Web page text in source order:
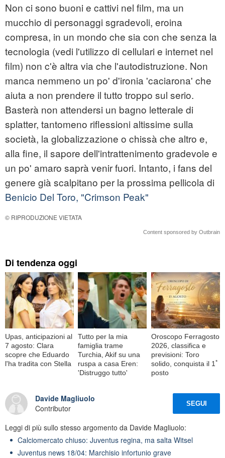
Non ci sono buoni e cattivi nel film, ma un
mucchio di personaggi sgradevoli, eroina
compresa, in un mondo che sia con che senza la
tecnologia (vedi l'utilizzo di cellulari e internet nel
film) non c'è altra via che l'autodistruzione. Non
manca nemmeno un po' d'ironia 'caciarona' che
aiuta a non prendere il tutto troppo sul serio.
Basterà non attendersi un bagno letterale di
splatter, tantomeno riflessioni altissime sulla
società, la globalizzazione o chissà che altro e,
alla fine, il sapore dell'intrattenimento gradevole e
un po' amaro saprà venir fuori. Intanto, i fans del
genere già scalpitano per la prossima pellicola di
Benicio Del Toro, "Crimson Peak"
© RIPRODUZIONE VIETATA
Content sponsored by Outbrain
Di tendenza oggi
Upas, anticipazioni al
7 agosto: Clara
scopre che Eduardo
l'ha tradita con Stella
Tutto per la mia
famiglia trame
Turchia, Akif su una
ruspa a casa Eren:
'Distruggo tutto'
Oroscopo Ferragosto
2026, classifica e
previsioni: Toro
solido, conquista il 1ﾟ
posto
Davide Magliuolo
Contributor
SEGUI
Leggi di più sullo stesso argomento da Davide Magliuolo:
Calciomercato chiuso: Juventus regina, ma salta Witsel
Juventus news 18/04: Marchisio infortunio grave